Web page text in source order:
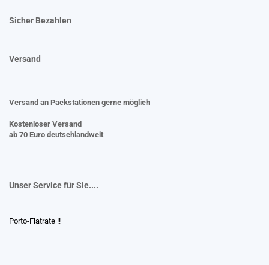
Sicher Bezahlen
Versand
Versand an Packstationen gerne möglich
Kostenloser Versand
ab 70 Euro deutschlandweit
Unser Service für Sie....
Porto-Flatrate !!